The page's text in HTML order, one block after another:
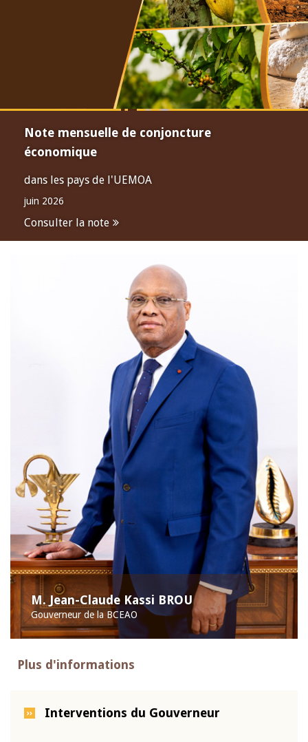
Note mensuelle de conjoncture
économique
dans les pays de l'UEMOA
juin 2026
Consulter la note
M. Jean-Claude Kassi BROU
Gouverneur de la BCEAO
Plus d'informations
Interventions du Gouverneur